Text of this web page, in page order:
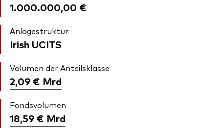
1.000.000,00 €
Anlagestruktur
Irish UCITS
Volumen der Anteilsklasse
2,09 € Mrd
Fondsvolumen
18,59 € Mrd